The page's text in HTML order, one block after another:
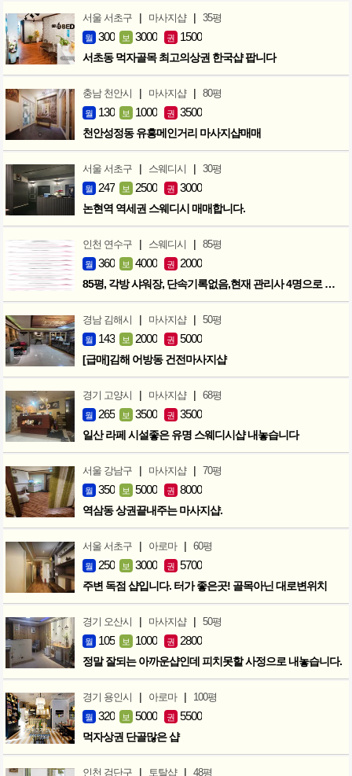
서울 서초구 | 마사지샵 | 35평
월 300 보 3000 권 1500
서초동 먹자골목 최고의상권 한국샵 팝니다
충남 천안시 | 마사지샵 | 80평
월 130 보 1000 권 3500
천안성정동 유흥메인거리 마사지샵매매
서울 서초구 | 스웨디시 | 30평
월 247 보 2500 권 3000
논현역 역세권 스웨디시 매매합니다.
인천 연수구 | 스웨디시 | 85평
월 360 보 4000 권 2000
85평, 각방 샤워장, 단속기록없음,현재 관리사 4명으로 성업중
경남 김해시 | 마사지샵 | 50평
월 143 보 2000 권 5000
[급매]김해 어방동 건전마사지샵
경기 고양시 | 마사지샵 | 68평
월 265 보 3500 권 3500
일산 라페 시설좋은 유명 스웨디시샵 내놓습니다
서울 강남구 | 마사지샵 | 70평
월 350 보 5000 권 8000
역삼동 상권끝내주는 마사지샵.
서울 서초구 | 아로마 | 60평
월 250 보 3000 권 5700
주변 독점 샵입니다. 터가 좋은곳! 골목아닌 대로변위치
경기 오산시 | 마사지샵 | 50평
월 105 보 1000 권 2800
정말 잘되는 아까운샵인데 피치못할 사정으로 내놓습니다.
경기 용인시 | 아로마 | 100평
월 320 보 5000 권 5500
먹자상권 단골많은 샵
인천 검단구 | 토탈샵 | 48평